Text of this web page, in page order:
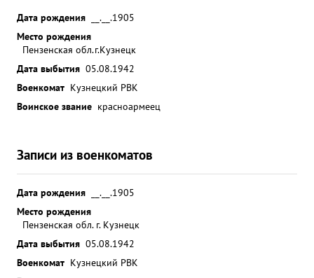
Дата рождения
__.__.1905
Место рождения
Пензенская обл.г.Кузнецк
Дата выбытия 05.08.1942
Военкомат Кузнецкий РВК
Воинское звание красноармеец
Записи из военкоматов
Дата рождения
__.__.1905
Место рождения
Пензенская обл. г. Кузнецк
Дата выбытия 05.08.1942
Военкомат Кузнецкий РВК